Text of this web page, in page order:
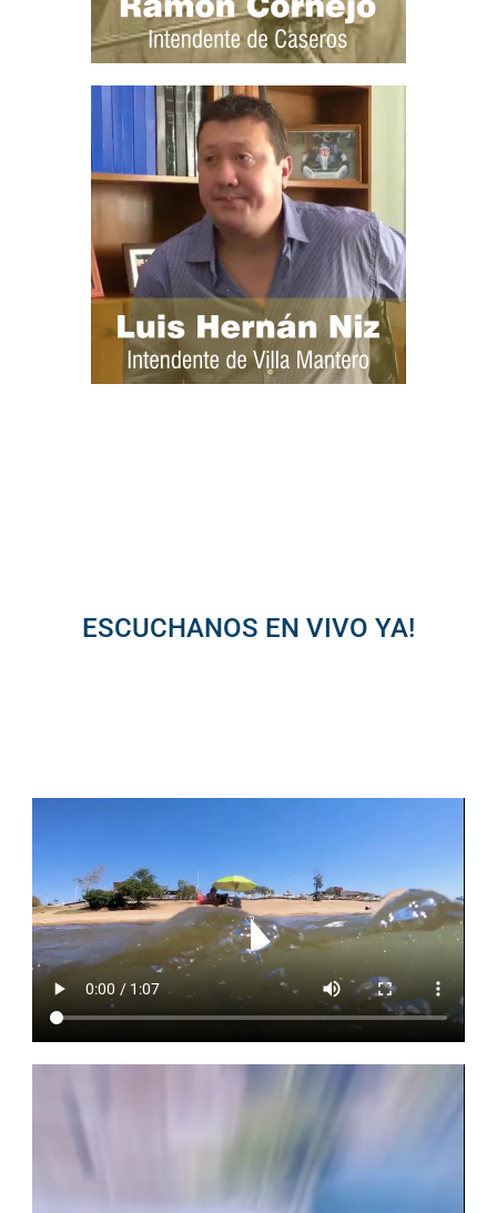
ESCUCHANOS EN VIVO YA!